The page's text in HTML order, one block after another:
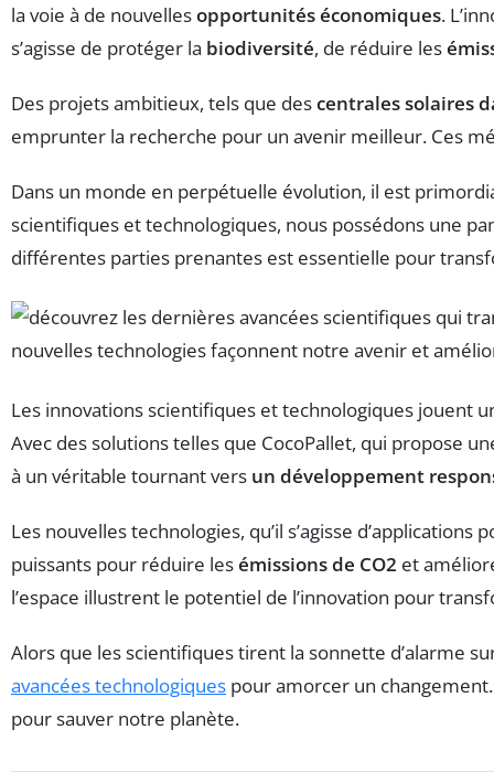
la voie à de nouvellesopportunités économiques.
s’agisse de protéger la biodiversité, de réduire les
Des projets ambitieux, tels que descentrales solaires
emprunter la recherche pour un avenir meilleur. Ces
Dans un monde en perpétuelle évolution, il est
scientifiques et technologiques, nous possédons une
différentes parties prenantes est essentielle pour
Les innovations scientifiques et technologiques jouent
Avec des solutions telles que CocoPallet, qui propose
à un véritable tournant vers un développement
Les nouvelles technologies, qu’il s’agisse
puissants pour réduire lesémissions de CO2 et
l’espace illustrent le potentiel de l’innovation pour
Alors que les scientifiques tirent la sonnette d’alarme
avancées technologiques pour amorcer un
pour sauver notre planète.